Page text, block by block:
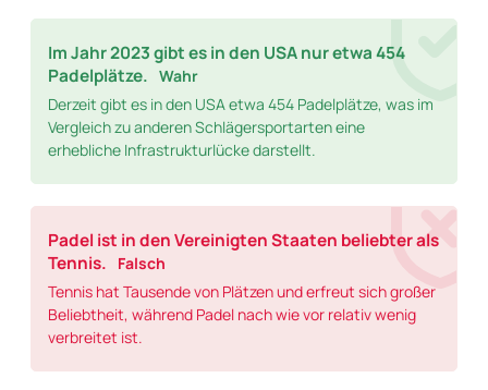
Im Jahr 2023 gibt es in den USA nur etwa 454
Padelplätze. Wahr
Derzeit gibt es in den USA etwa 454 Padelplätze, was im
Vergleich zu anderen Schlägersportarten eine
erhebliche Infrastrukturlücke darstellt.
Padel ist in den Vereinigten Staaten beliebter als
Tennis.
Falsch
Tennis hat Tausende von Plätzen und erfreut sich großer
Beliebtheit, während Padel nach wie vor relativ wenig
verbreitet ist.